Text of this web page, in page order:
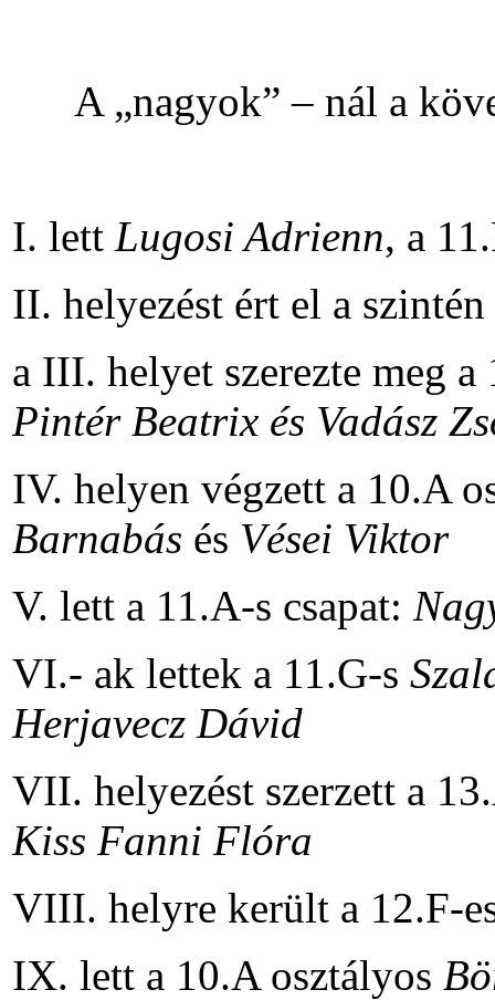
A „nagyok” – nál a
I. lett Lugosi Adrienn, a
II. helyezést ért el a
a III. helyet szerezte meg
Pintér Beatrix és Vadász
IV. helyen végzett a 10.A
Barnabás és Vései Viktor
V. lett a 11.A-s csapat:
VI.- ak lettek a 11.G-s
Herjavecz Dávid
VII. helyezést szerzett a
Kiss Fanni Flóra
VIII. helyre került a 12.F-
IX. lett a 10.A osztályos